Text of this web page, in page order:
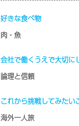
好きな食べ物
肉・魚
会社で働くうえで大切に
論理と信頼
これから挑戦してみたい
海外一人旅